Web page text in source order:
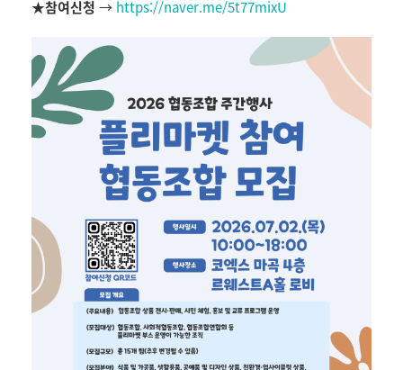
★참여신청 → https://naver.me/5t77mixU